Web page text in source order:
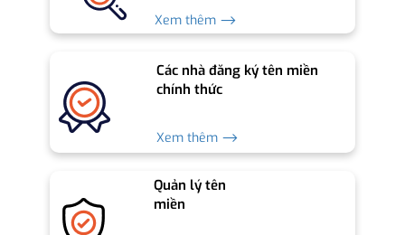
Xem thêm ⟶
Các nhà đăng ký tên miền
chính thức
Xem thêm ⟶
Quản lý tên
miền